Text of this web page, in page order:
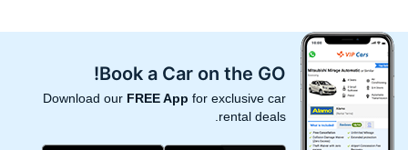
Book a Car on the GO!
Download our FREE App for exclusive car
rental deals.